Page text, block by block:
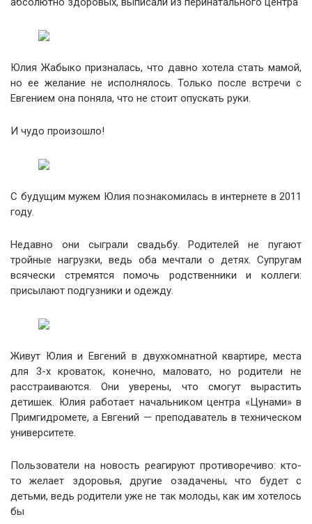
Юлия Жабыко призналась, что давно хотела стать мамой,
но ее желание не исполнялось. Только после встречи с
Евгением она поняла, что не стоит опускать руки.
И чудо произошло!
С будущим мужем Юлия познакомилась в интернете в 2011
году.
Недавно они сыграли свадьбу. Родителей не пугают
тройные нагрузки, ведь оба мечтали о детях. Супругам
всячески стремятся помочь родственники и коллеги:
присылают подгузники и одежду.
Живут Юлия и Евгений в двухкомнатной квартире, места
для 3-х кроваток, конечно, маловато, но родители не
расстраиваются. Они уверены, что смогут вырастить
детишек. Юлия работает начальником центра «Цунами» в
Примгидромете, а Евгений — преподаватель в техническом
университете.
Пользователи на новость реагируют противоречиво: кто-
то желает здоровья, другие озадачены, что будет с
детьми, ведь родители уже не так молоды, как им хотелось
бы